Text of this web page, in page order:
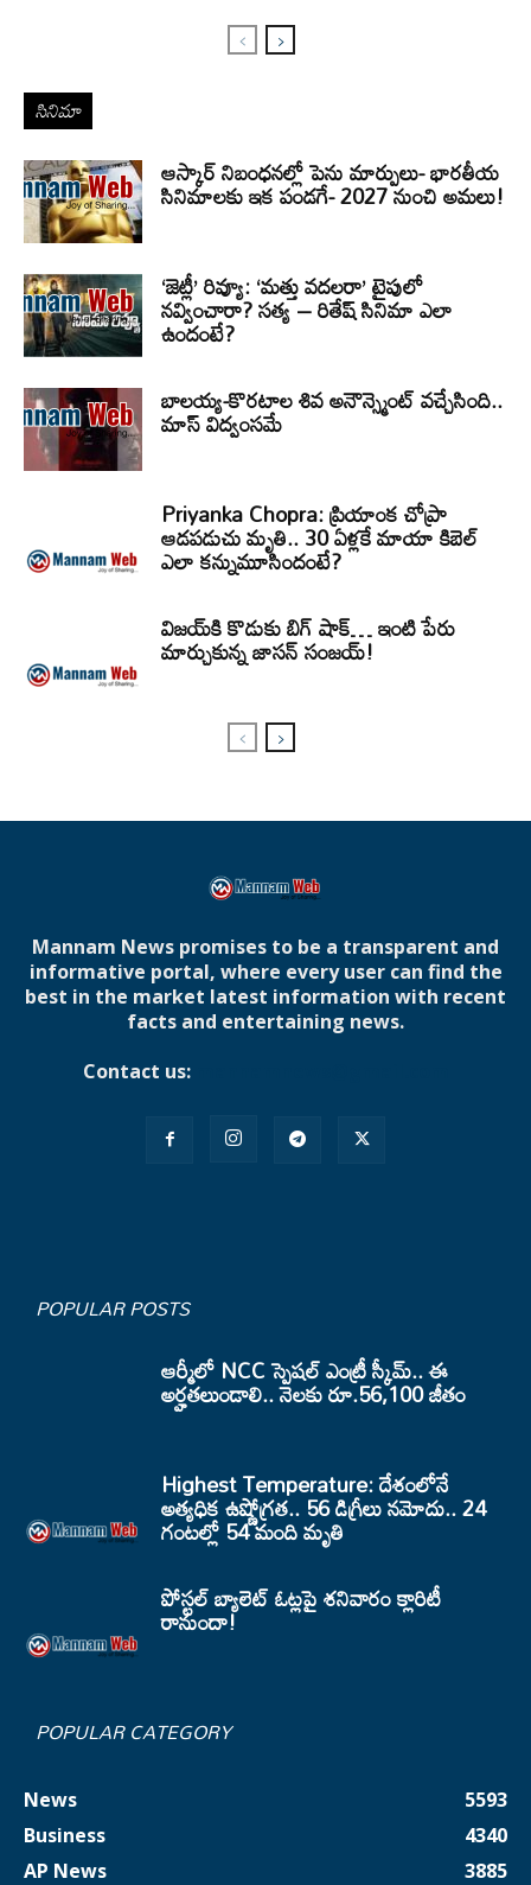
సినిమా
ఆస్కార్ నిబంధనల్లో పెను మార్పులు- భారతీయ
సినిమాలకు ఇక పండగే- 2027 నుంచి అమలు!
‘జెట్లీ’ రివ్యూ: ‘మత్తు వదలరా’ టైపులో
నవ్వించారా? సత్య – రితేష్ సినిమా ఎలా
ఉందంటే?
బాలయ్య-కొరటాల శివ అనౌన్స్మెంట్ వచ్చేసింది..
మాస్ విద్వంసమే
Priyanka Chopra: ప్రియాంక చోప్రా
ఆడపడుచు మృతి.. 30 ఏళ్లకే మాయా కిబెల్
ఎలా కన్నుమూసిందంటే?
విజయ్‌కి కొడుకు బిగ్ షాక్… ఇంటి పేరు
మార్చుకున్న జాసన్ సంజయ్!
Mannam News promises to be a transparent and
informative portal, where every user can find the
best in the market latest information with recent
facts and entertaining news.
Contact us:
POPULAR POSTS
ఆర్మీలో NCC స్పెషల్ ఎంట్రీ స్కీమ్.. ఈ
అర్హతలుండాలి.. నెలకు రూ.56,100 జీతం
Highest Temperature: దేశంలోనే
అత్యధిక ఉష్ణోగ్రత.. 56 డిగ్రీలు నమోదు.. 24
గంటల్లో 54 మంది మృతి
పోస్టల్ బ్యాలెట్ ఓట్లపై శనివారం క్లారిటీ
రానుందా!
POPULAR CATEGORY
News
5593
Business
4340
AP News
3885